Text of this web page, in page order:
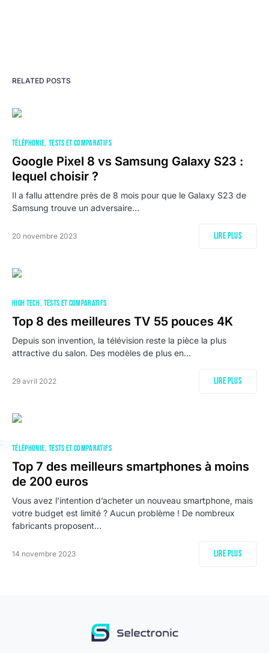
RELATED POSTS
TÉLÉPHONIE TESTS ET COMPARATIFS
Google Pixel 8 vs Samsung Galaxy S23 :
lequel choisir ?
Il a fallu attendre près de 8 mois pour que le Galaxy S23 de
Samsung trouve un adversaire…
20 novembre 2023 Lire plus
HIGH TECH TESTS ET COMPARATIFS
Top 8 des meilleures TV 55 pouces 4K
Depuis son invention, la télévision reste la pièce la plus
attractive du salon. Des modèles de plus en…
29 avril 2022 Lire plus
TÉLÉPHONIE TESTS ET COMPARATIFS
Top 7 des meilleurs smartphones à moins
de 200 euros
Vous avez l’intention d’acheter un nouveau smartphone, mais
votre budget est limité ? Aucun problème ! De nombreux
fabricants proposent…
14 novembre 2023 Lire plus